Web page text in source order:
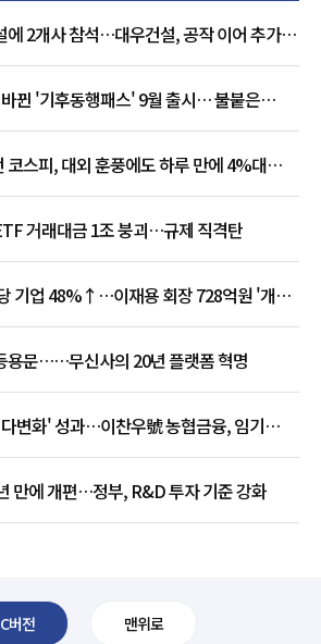
에 2개사 참석…대우건설, 공작 이어 추가
뀐 '기후동행패스' 9월 출시… 불붙은
코스피, 대외 훈풍에도 하루 만에 4%대
거래대금 1조 붕괴…규제 직격탄
기업 48%↑…이재용 회장 728억원 '개인
용문……무신사의 20년 플랫폼 혁명
변화' 성과…이찬우號 농협금융, 임기
만에 개편…정부, R&D 투자 기준 강화
버전 맨위로